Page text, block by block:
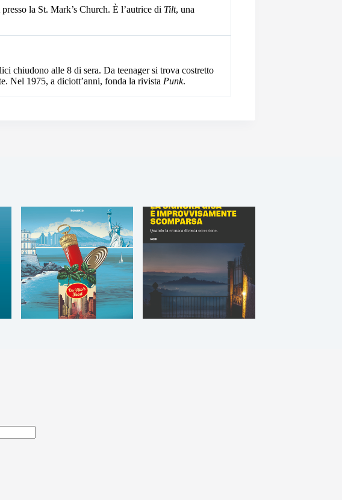
la St. Mark’s Church. È l’autrice di Tilt, una
chiudono alle 8 di sera. Da teenager si trova costretto
Nel 1975, a diciott’anni, fonda la rivista Punk.